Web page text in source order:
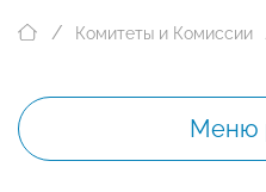
Комитеты и Комиссии
Меню